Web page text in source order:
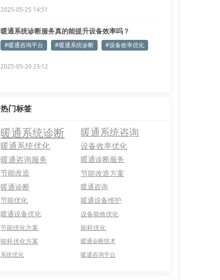
2025-05-25 14:51
暖通系统诊断服务真的能提升设备效率吗？
#暖通咨询平台 #暖通系统诊断 #设备效率优化
2025-05-20 23:12
热门标签
暖通系统诊断 暖通系统咨询
暖通系统优化
设备效率优化
暖通咨询服务
暖通诊断服务
节能改造
节能改造方案
暖通诊断
暖通咨询
节能优化
暖通设备维护
暖通设备优化
设备能效优化
节能优化方案
能耗优化
能耗优化方案
暖通诊断技术
系统优化
暖通咨询平台